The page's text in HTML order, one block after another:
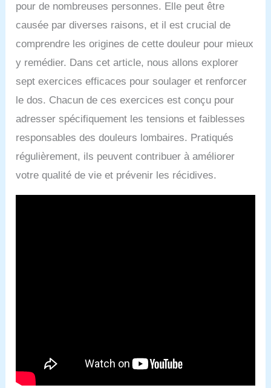
pour de nombreuses personnes. Elle peut être
causée par diverses raisons, et il est crucial de
comprendre les origines de cette douleur pour mieux
y remédier. Dans cet article, nous allons explorer
sept exercices efficaces pour soulager et renforcer
le dos. Chacun de ces exercices est conçu pour
adresser spécifiquement les tensions et faiblesses
responsables des douleurs lombaires. Pratiqués
régulièrement, ils peuvent contribuer à améliorer
votre qualité de vie et prévenir les récidives.